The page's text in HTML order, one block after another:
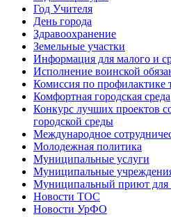
Год Учителя
День города
Здравоохранение
Земельные участки
Информация для малого и
Исполнение воинской
Комиссия по профилактике
Комфортная городская среда
Конкурс лучших проектов
городской среды
Международное
Молодежная политика
Муниципальные услуги
Муниципальные
Муниципальный приют для
Новости ТОС
Новости УрФО